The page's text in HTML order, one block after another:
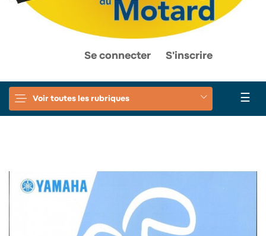
Se connecter S'inscrire
Voir toutes les rubriques ☰